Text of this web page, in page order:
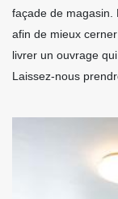
façade de magasin.
afin de mieux
livrer un ouvrage
Laissez-nous